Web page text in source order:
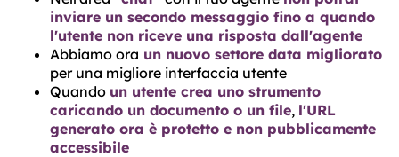
inviare un secondo messaggio fino a quando
l'utente non riceve una risposta dall'agente
Abbiamo ora un nuovo settore data migliorato
per una migliore interfaccia utente
Quando un utente crea uno strumento
caricando un documento o un file, l'URL
generato ora è protetto e non pubblicamente
accessibile